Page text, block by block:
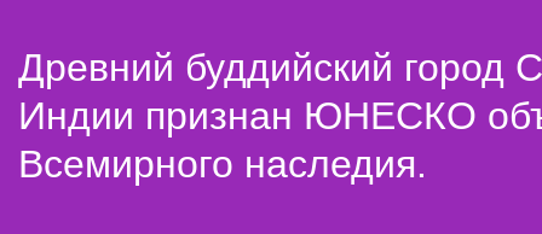
Древний буддийский город
Индии признан ЮНЕСКО
Всемирного наследия.